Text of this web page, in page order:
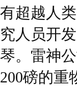
有超越人
究人员开
琴。雷神
200磅的重